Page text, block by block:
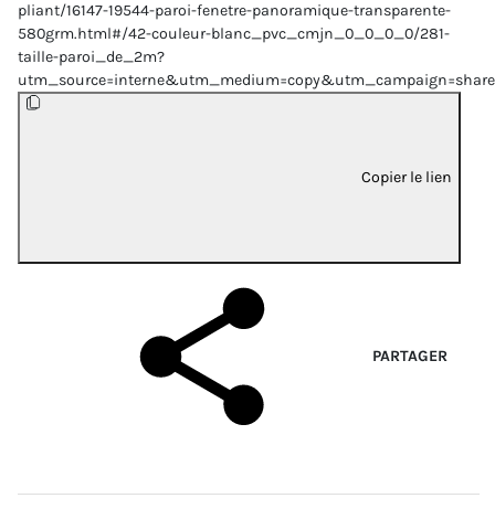
pliant/16147-19544-paroi-fenetre-panoramique-transparente-
580grm.html#/42-couleur-blanc_pvc_cmjn_0_0_0_0/281-
taille-paroi_de_2m?
Copier le lien
PARTAGER